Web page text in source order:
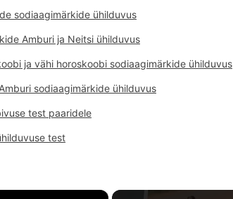
sodiaagimärkide ühilduvus
Amburi ja Neitsi ühilduvus
ja vähi horoskoobi sodiaagimärkide ühilduvus
sodiaagimärkide ühilduvus
test paaridele
test
×